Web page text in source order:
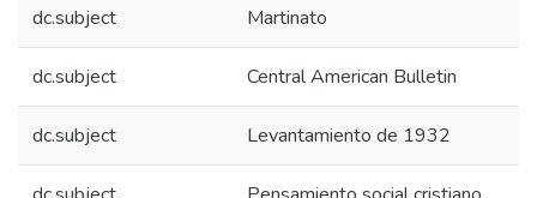
dc.subject Martinato
dc.subject Central American Bulletin
dc.subject Levantamiento de 1932